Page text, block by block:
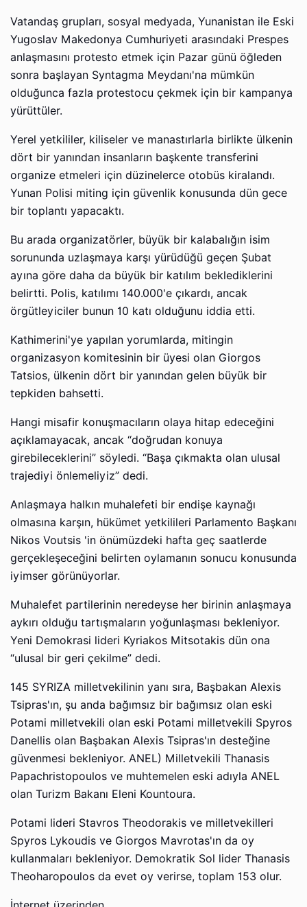
Vatandaş grupları, sosyal medyada, Yunanistan ile Eski
Yugoslav Makedonya Cumhuriyeti arasındaki Prespes
anlaşmasını protesto etmek için Pazar günü öğleden
sonra başlayan Syntagma Meydanı'na mümkün
olduğunca fazla protestocu çekmek için bir kampanya
yürüttüler.
Yerel yetkililer, kiliseler ve manastırlarla birlikte ülkenin
dört bir yanından insanların başkente transferini
organize etmeleri için düzinelerce otobüs kiralandı.
Yunan Polisi miting için güvenlik konusunda dün gece
bir toplantı yapacaktı.
Bu arada organizatörler, büyük bir kalabalığın isim
sorununda uzlaşmaya karşı yürüdüğü geçen Şubat
ayına göre daha da büyük bir katılım beklediklerini
belirtti. Polis, katılımı 140.000'e çıkardı, ancak
örgütleyiciler bunun 10 katı olduğunu iddia etti.
Kathimerini'ye yapılan yorumlarda, mitingin
organizasyon komitesinin bir üyesi olan Giorgos
Tatsios, ülkenin dört bir yanından gelen büyük bir
tepkiden bahsetti.
Hangi misafir konuşmacıların olaya hitap edeceğini
açıklamayacak, ancak “doğrudan konuya
girebileceklerini” söyledi. “Başa çıkmakta olan ulusal
trajediyi önlemeliyiz” dedi.
Anlaşmaya halkın muhalefeti bir endişe kaynağı
olmasına karşın, hükümet yetkilileri Parlamento Başkanı
Nikos Voutsis 'in önümüzdeki hafta geç saatlerde
gerçekleşeceğini belirten oylamanın sonucu konusunda
iyimser görünüyorlar.
Muhalefet partilerinin neredeyse her birinin anlaşmaya
aykırı olduğu tartışmaların yoğunlaşması bekleniyor.
Yeni Demokrasi lideri Kyriakos Mitsotakis dün ona
“ulusal bir geri çekilme” dedi.
145 SYRIZA milletvekilinin yanı sıra, Başbakan Alexis
Tsipras'ın, şu anda bağımsız bir bağımsız olan eski
Potami milletvekili olan eski Potami milletvekili Spyros
Danellis olan Başbakan Alexis Tsipras'ın desteğine
güvenmesi bekleniyor. ANEL) Milletvekili Thanasis
Papachristopoulos ve muhtemelen eski adıyla ANEL
olan Turizm Bakanı Eleni Kountoura.
Potami lideri Stavros Theodorakis ve milletvekilleri
Spyros Lykoudis ve Giorgos Mavrotas'ın da oy
kullanmaları bekleniyor. Demokratik Sol lider Thanasis
Theoharopoulos da evet oy verirse, toplam 153 olur.